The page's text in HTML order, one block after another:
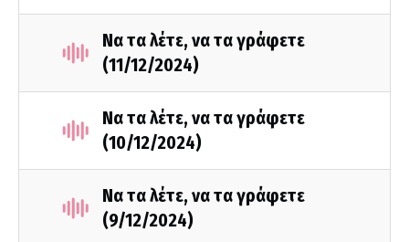
Να τα λέτε, να τα γράφετε
(11/12/2024)
Να τα λέτε, να τα γράφετε
(10/12/2024)
Να τα λέτε, να τα γράφετε
(9/12/2024)